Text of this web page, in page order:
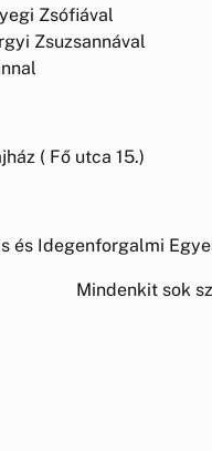
Zsófiával
Zsuzsannával
( Fő utca 15.)
és Idegenforgalmi
Mindenkit sok